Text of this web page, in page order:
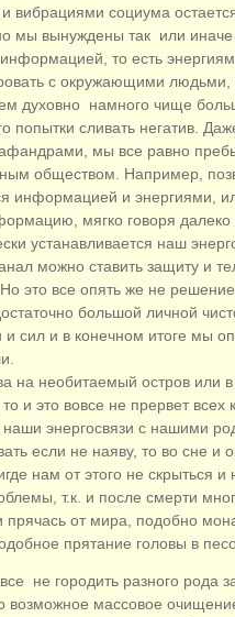
вибрациями социума
мы вынуждены так или
то есть
с окружающими
духовно намного чище
попытки сливать негатив.
мы все равно
обществом. Например,
информацией и энергиями,
мягко говоря далеко
устанавливается наш
можно ставить защиту и
это все опять же не
большой личной
сил и в конечном итоге мы
необитаемый остров или в
и это вовсе не прервет всех
энергосвязи с нашими
если не наяву, то во сне и
нам от этого не скрыться и
т.к. и после смерти
от мира, подобно
прятание головы в
не городить разного рода
возможное массовое